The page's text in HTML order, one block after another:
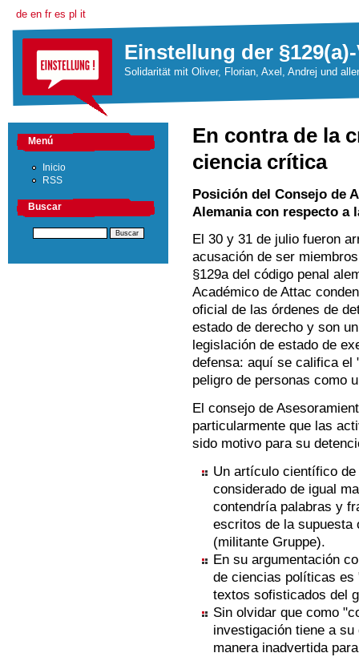
de en fr es pl it
Einstellung der
Solidarität mit Oliver, Florian, Axel, Andrej und
En contra de la
ciencia crítica
Posición del Consejo de
Alemania con respecto a
El 30 y 31 de julio fueron
acusación de ser
§129a del código penal
Académico de Attac
oficial de las órdenes de
estado de derecho y son
legislación de estado de
defensa: aquí se califica el
peligro de personas como
El consejo de
particularmente que las
sido motivo para su
Un artículo científico de
considerado de igual
contendría palabras y
escritos de la supuesta
(militante Gruppe).
En su argumentación
de ciencias políticas es
textos sofisticados del
Sin olvidar que como
investigación tiene a
manera inadvertida
Menú
Inicio
RSS
Buscar